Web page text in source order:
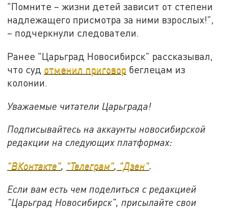
"Помните – жизни детей зависит от степени
надлежащего присмотра за ними взрослых!",
– подчеркнули следователи.
Ранее "Царьград Новосибирск" рассказывал,
что суд отменил приговор беглецам из
колонии.
Уважаемые читатели Царьграда!
Подписывайтесь на аккаунты новосибирской
редакции на следующих платформах:
"ВКонтакте", "Телеграм", "Дзен".
Если вам есть чем поделиться с редакцией
"Царьград Новосибирск", присылайте свои